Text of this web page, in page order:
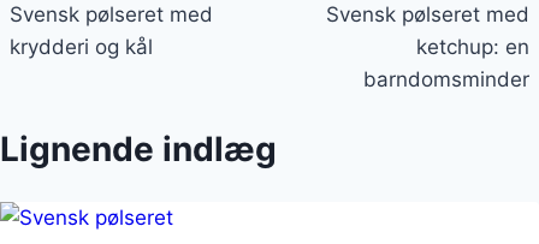
Svensk pølseret med
krydderi og kål
Svensk pølseret med
ketchup: en
barndomsminder
Lignende indlæg